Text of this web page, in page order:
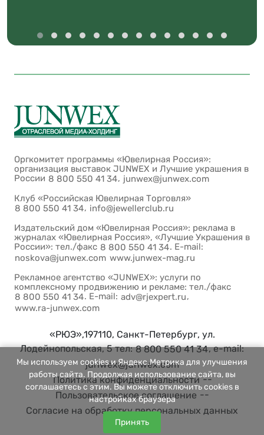
Оргкомитет программы «Ювелирная Россия»:
организация выставок JUNWEX и Лучшие украшения в
России 8 800 550 41 34, junwex@junwex.com
Клуб «Российская Ювелирная Торговля»
8 800 550 41 34, info@jewellerclub.ru
Издательский дом «Ювелирная Россия»: реклама в
журналах «Ювелирная Россия», «Лучшие Украшения в
России»: тел./факс 8 800 550 41 34. E-mail:
noskova@junwex.com www.junwex-mag.ru
Рекламное агентство «JUNWEX»: услуги по
комплексному продвижению и рекламе: тел./факс
8 800 550 41 34. E-mail: adv@rjexpert.ru,
www.ra-junwex.com
«РЮЭ»,197110, Санкт-Петербург, ул.
Лодейнопольская, 5 тел:8 800 550 41 34, e-mail:
junwex@junwex.com
Политика конфиденциальности--
Пользовательское соглашение --
Согласие на обработку персональных данных
Мы используем cookies и Яндекс.Метрика для улучшения
работы сайта. Продолжая использование сайта, вы
соглашаетесь с этим. Вы можете отключить cookies в
настройках браузера
Принять